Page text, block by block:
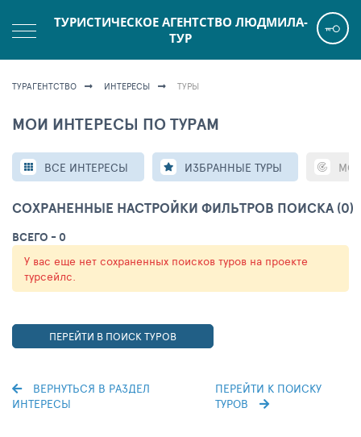
ТУРИСТИЧЕСКОЕ АГЕНТСТВО ЛЮДМИЛА-
ТУР
ТУРАГЕНТСТВО ИНТЕРЕСЫ ТУРЫ
МОИ ИНТЕРЕСЫ ПО ТУРАМ
ВСЕ ИНТЕРЕСЫ ИЗБРАННЫЕ ТУРЫ
СОХРАНЕННЫЕ НАСТРОЙКИ ФИЛЬТРОВ ПОИСКА (0)
ВСЕГО - 0
У вас еще нет сохраненных поисков туров на проекте
турсейлс.
ПЕРЕЙТИ В ПОИСК ТУРОВ
ВЕРНУТЬСЯ В РАЗДЕЛ
ИНТЕРЕСЫ
ПЕРЕЙТИ К ПОИСКУ
ТУРОВ